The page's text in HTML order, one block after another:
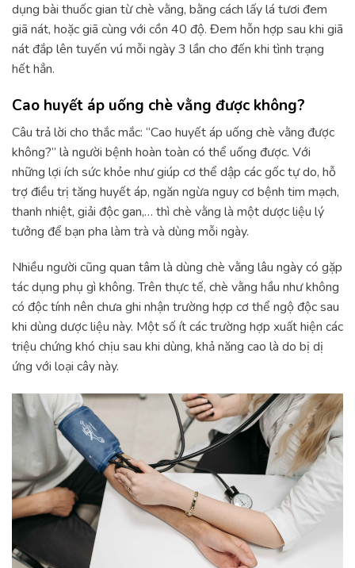
dụng bài thuốc gian từ chè vằng, bằng cách lấy lá tươi đem
giã nát, hoặc giã cùng với cồn 40 độ. Đem hỗn hợp sau khi giã
nát đắp lên tuyến vú mỗi ngày 3 lần cho đến khi tình trạng
hết hẳn.
Cao huyết áp uống chè vằng được không?
Câu trả lời cho thắc mắc: “Cao huyết áp uống chè vằng được
không?” là người bệnh hoàn toàn có thể uống được. Với
những lợi ích sức khỏe như giúp cơ thể dập các gốc tự do, hỗ
trợ điều trị tăng huyết áp, ngăn ngừa nguy cơ bệnh tim mạch,
thanh nhiệt, giải độc gan,… thì chè vằng là một dược liệu lý
tưởng để bạn pha làm trà và dùng mỗi ngày.
Nhiều người cũng quan tâm là dùng chè vằng lâu ngày có gặp
tác dụng phụ gì không. Trên thực tế, chè vằng hầu như không
có độc tính nên chưa ghi nhận trường hợp cơ thể ngộ độc sau
khi dùng dược liệu này. Một số ít các trường hợp xuất hiện các
triệu chứng khó chịu sau khi dùng, khả năng cao là do bị dị
ứng với loại cây này.